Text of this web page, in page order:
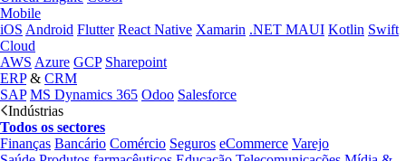
Mobile
iOS Android Flutter React Native Xamarin .NET MAUI Kotlin Swift
Cloud
AWS Azure GCP Sharepoint
ERP& CRM
SAP MS Dynamics 365 Odoo Salesforce
Indústrias
Todos os sectores
Finanças Bancário Comércio Seguros eCommerce Varejo